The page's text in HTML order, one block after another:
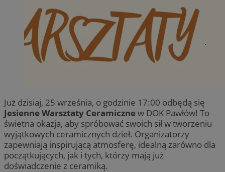
Już dzisiaj, 25 września, o godzinie 17:00 odbędą się
Jesienne Warsztaty Ceramicznew DOK Pawłów! To
świetna okazja, aby spróbować swoich sił w tworzeniu
wyjątkowych ceramicznych dzieł. Organizatorzy
zapewniają inspirującą atmosferę, idealną zarówno dla
początkujących, jak i tych, którzy mają już
doświadczenie z ceramiką.